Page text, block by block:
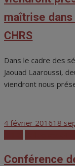
maîtrise
CHRS
Dans le cadre des
Jaouad Laaroussi,
viendront nous
Posted
4 février 201618
Conférence